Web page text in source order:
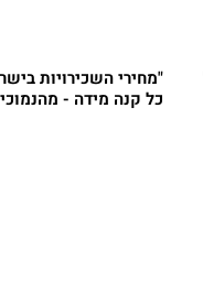
"מחירי השכירויות
כל קנה מידה -